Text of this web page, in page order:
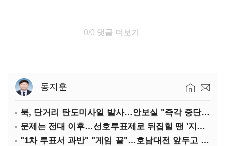
0/0 댓글 더보기
동지훈
북, 단거리 탄도미사일 발사…안보실 "즉각 중단 촉구"
문제는 전대 이후…선호투표제로 뒤집힐 땐 '지지층 불복'
"1차 투표서 과반" "게임 끝"…호남대전 앞두고 '충돌'